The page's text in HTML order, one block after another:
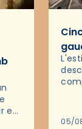
en
05/